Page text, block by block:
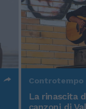
Controtempo
La rinascita
canzoni di